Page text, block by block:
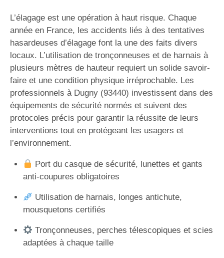
L’élagage est une opération à haut risque. Chaque
année en France, les accidents liés à des tentatives
hasardeuses d’élagage font la une des faits divers
locaux. L’utilisation de tronçonneuses et de harnais à
plusieurs mètres de hauteur requiert un solide savoir-
faire et une condition physique irréprochable. Les
professionnels à Dugny (93440) investissent dans des
équipements de sécurité normés et suivent des
protocoles précis pour garantir la réussite de leurs
interventions tout en protégeant les usagers et
l’environnement.
Port du casque de sécurité, lunettes et gants
anti-coupures obligatoires
Utilisation de harnais, longes antichute,
mousquetons certifiés
Tronçonneuses, perches télescopiques et scies
adaptées à chaque taille